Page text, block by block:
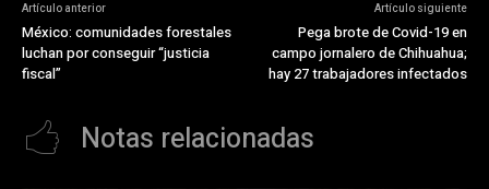
Artículo anterior
México: comunidades forestales
luchan por conseguir “justicia
fiscal”
Artículo siguiente
Pega brote de Covid-19 en
campo jornalero de Chihuahua;
hay 27 trabajadores infectados
Notas relacionadas